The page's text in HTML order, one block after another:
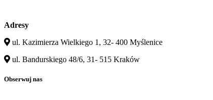
Adresy
ul. Kazimierza Wielkiego 1, 32- 400 Myślenice
ul. Bandurskiego 48/6, 31- 515 Kraków
Obserwuj nas